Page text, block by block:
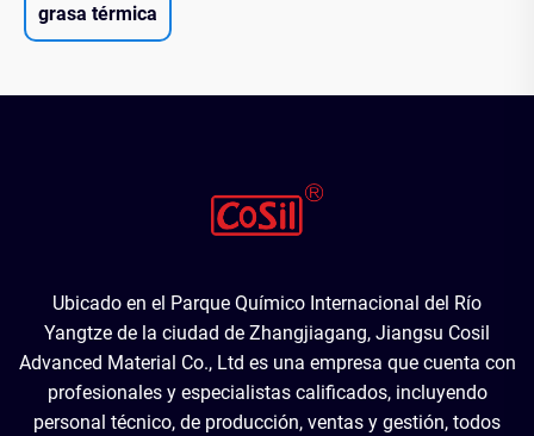
grasa térmica
Ubicado en el Parque Químico Internacional del Río
Yangtze de la ciudad de Zhangjiagang, Jiangsu Cosil
Advanced Material Co., Ltd es una empresa que cuenta con
profesionales y especialistas calificados, incluyendo
personal técnico, de producción, ventas y gestión, todos